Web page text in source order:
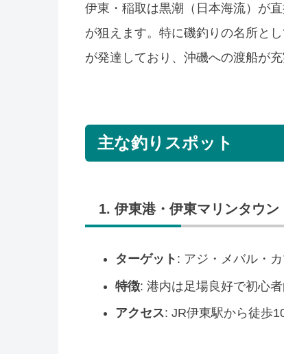
伊東・稲取は黒潮（日本海流）が
が狙えます。特に磯釣りの名所と
が発達しており、沖磯への渡船が充
主な釣りスポット
1. 伊東港・伊東マリンタウン
ターゲット : アジ・メバル・
特徴: 港内は足場良好で初心
アクセス: JR伊東駅から徒歩